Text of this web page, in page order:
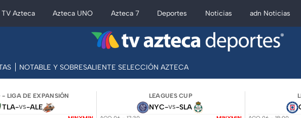
TV Azteca Azteca UNO Azteca 7 Deportes Noticias adn Noticias
NOTABLE Y SOBRESALIENTE SELECCIÓN AZTECA
- LIGA DE EXPANSIÓN
TLA-VS-ALE
LEAGUES CUP
NYC-VS-SLA